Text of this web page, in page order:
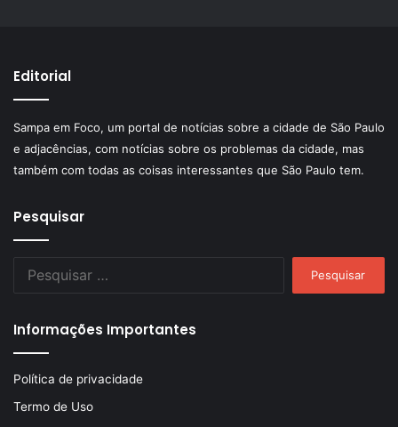
Editorial
Sampa em Foco, um portal de notícias sobre a cidade de São Paulo
e adjacências, com notícias sobre os problemas da cidade, mas
também com todas as coisas interessantes que São Paulo tem.
Pesquisar
Informações Importantes
Política de privacidade
Termo de Uso